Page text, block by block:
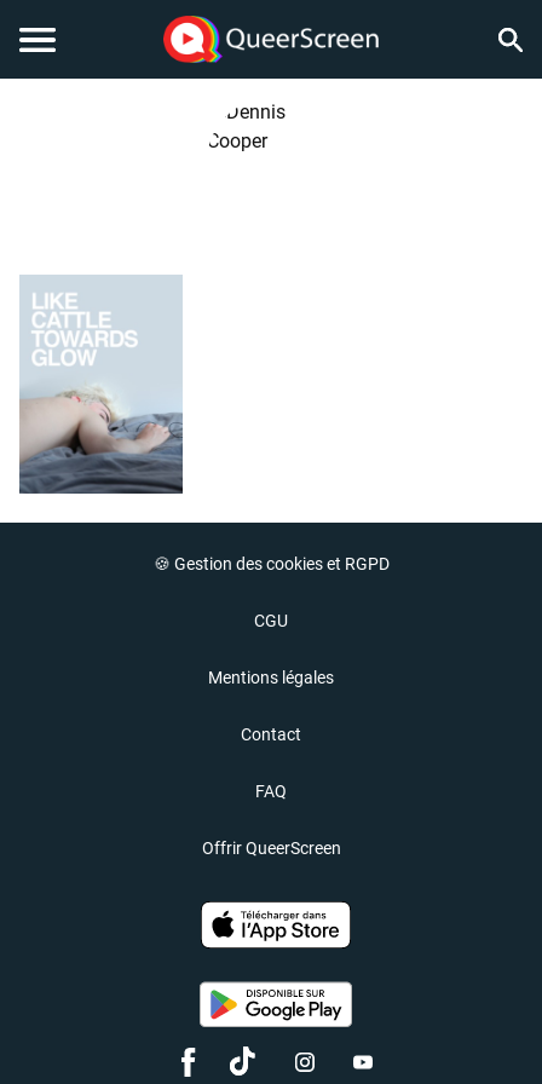
🍪 Gestion des cookies et RGPD
CGU
Mentions légales
Contact
FAQ
Offrir QueerScreen